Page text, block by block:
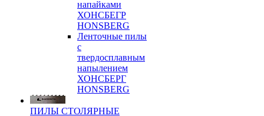
напайками
ХОНСБЕГР
HONSBERG
Ленточные пилы
с
твердосплавным
напылением
ХОНСБЕРГ
HONSBERG
ПИЛЫ СТОЛЯРНЫЕ